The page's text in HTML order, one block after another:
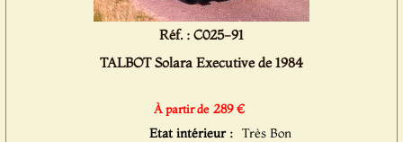
Réf. : C025-91
TALBOT Solara Executive de 1984
À partir de 289 €
Etat intérieur : Très Bon